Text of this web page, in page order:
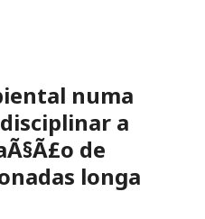
numa
a
de
longa